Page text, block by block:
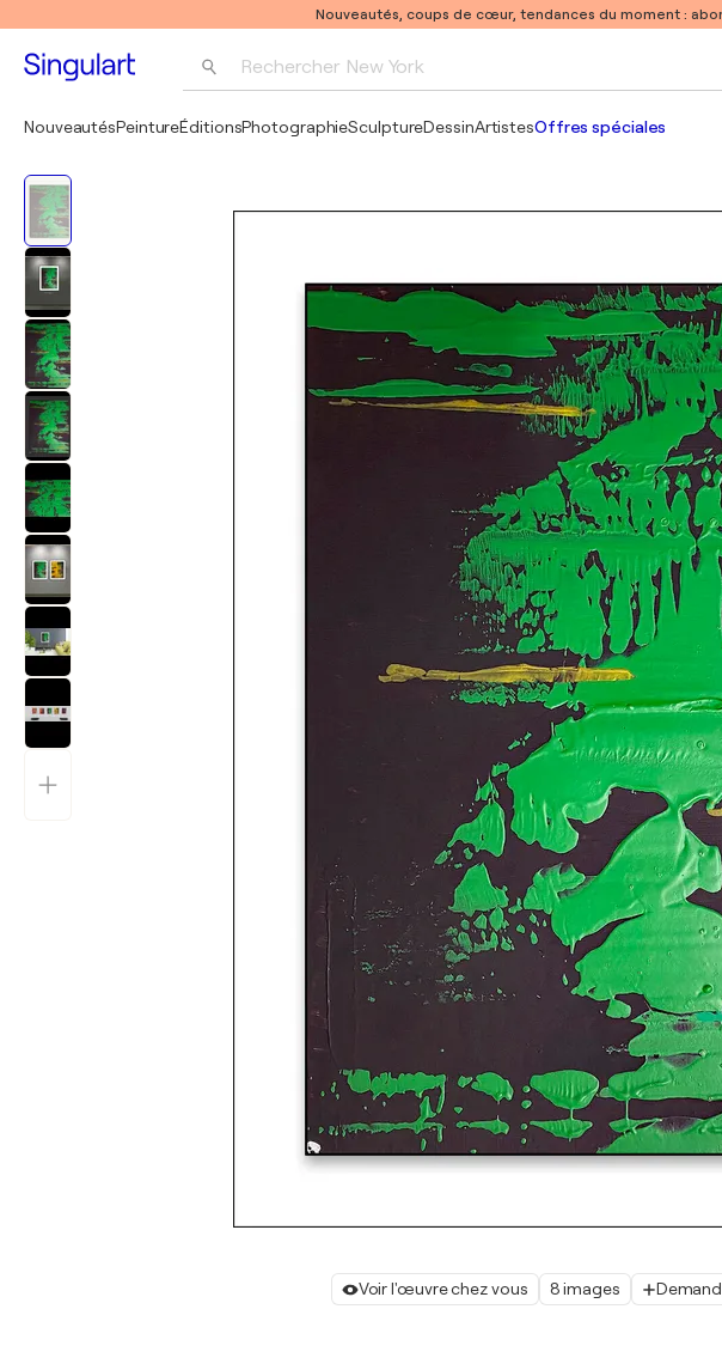
Nouveautés, coups de cœur, tendances du moment :
Rechercher New York
Pablo Picasso
NouveautésPeintureÉditionsPhotographieSculptureDessinArtistesOffres spéciales
Voir l'œuvre chez vous 8 images